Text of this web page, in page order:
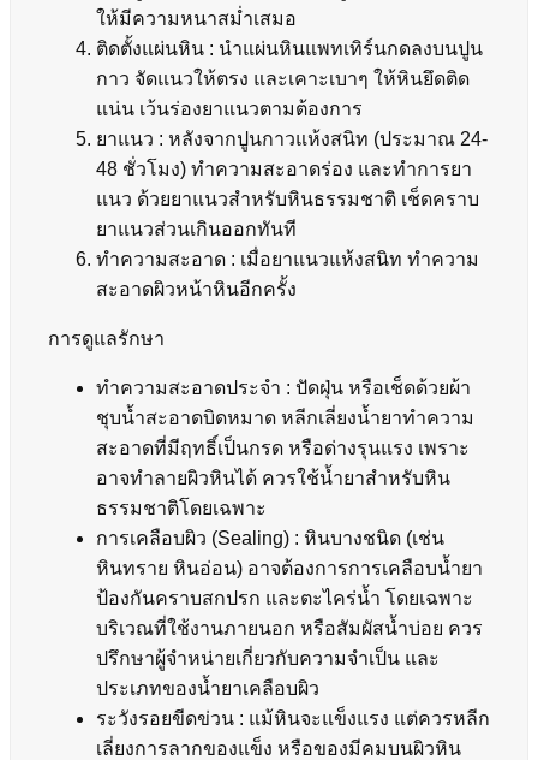
ให้มีความหนาสม่ำเสมอ
ติดตั้งแผ่นหิน : นำแผ่นหินแพทเทิร์นกดลงบนปูน
กาว จัดแนวให้ตรง และเคาะเบาๆ ให้หินยึดติด
แน่น เว้นร่องยาแนวตามต้องการ
ยาแนว : หลังจากปูนกาวแห้งสนิท (ประมาณ 24-
48 ชั่วโมง) ทำความสะอาดร่อง และทำการยา
แนว ด้วยยาแนวสำหรับหินธรรมชาติ เช็ดคราบ
ยาแนวส่วนเกินออกทันที
ทำความสะอาด : เมื่อยาแนวแห้งสนิท ทำความ
สะอาดผิวหน้าหินอีกครั้ง
การดูแลรักษา
ทำความสะอาดประจำ : ปัดฝุ่น หรือเช็ดด้วยผ้า
ชุบน้ำสะอาดบิดหมาด หลีกเลี่ยงน้ำยาทำความ
สะอาดที่มีฤทธิ์เป็นกรด หรือด่างรุนแรง เพราะ
อาจทำลายผิวหินได้ ควรใช้น้ำยาสำหรับหิน
ธรรมชาติโดยเฉพาะ
การเคลือบผิว (Sealing) : หินบางชนิด (เช่น
หินทราย หินอ่อน) อาจต้องการการเคลือบน้ำยา
ป้องกันคราบสกปรก และตะไคร่น้ำ โดยเฉพาะ
บริเวณที่ใช้งานภายนอก หรือสัมผัสน้ำบ่อย ควร
ปรึกษาผู้จำหน่ายเกี่ยวกับความจำเป็น และ
ประเภทของน้ำยาเคลือบผิว
ระวังรอยขีดข่วน : แม้หินจะแข็งแรง แต่ควรหลีก
เลี่ยงการลากของแข็ง หรือของมีคมบนผิวหิน